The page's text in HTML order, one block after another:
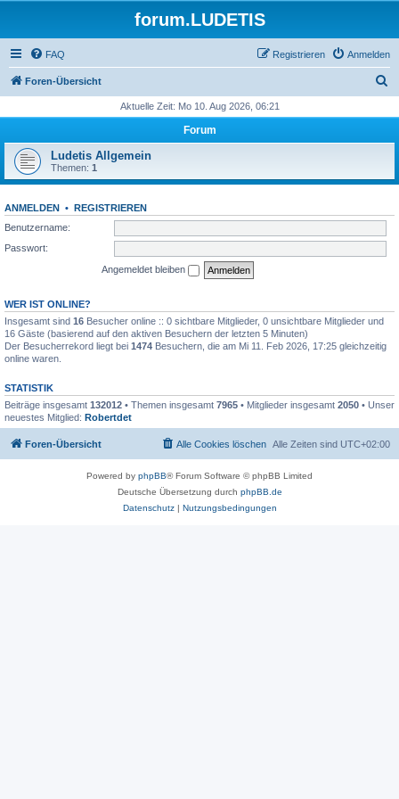
forum.LUDETIS
FAQ Anmelden
Registrieren
Foren-Übersicht
h
Aktuelle Zeit: Mo 10. Aug 2026, 06:21
Forum
Ludetis Allgemein
Themen: 1
ANMELDEN • REGISTRIEREN
Benutzername:
Passwort:
Angemeldet bleiben
WER IST ONLINE?
Insgesamt sind 16 Besucher online :: 0 sichtbare Mitglieder, 0 unsichtbare Mitglieder und
16 Gäste (basierend auf den aktiven Besuchern der letzten 5 Minuten)
Der Besucherrekord liegt bei 1474 Besuchern, die am Mi 11. Feb 2026, 17:25 gleichzeitig
online waren.
STATISTIK
Beiträge insgesamt 132012 • Themen insgesamt 7965 • Mitglieder insgesamt 2050 • Unser
neuestes Mitglied: Robertdet
Foren-Übersicht Alle Zeiten sind UTC+02:00
Alle Cookies löschen
Powered by phpBB® Forum Software © phpBB Limited
Deutsche Übersetzung durch phpBB.de
Datenschutz| Nutzungsbedingungen